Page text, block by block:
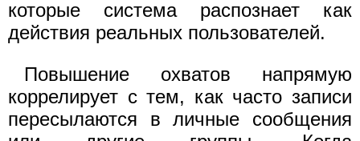
которые система распознает как
действия реальных пользователей.
Повышение охватов напрямую
коррелирует с тем, как часто записи
пересылаются в личные сообщения